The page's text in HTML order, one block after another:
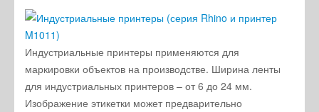
Индустриальные принтеры применяются для
маркировки объектов на производстве. Ширина ленты
для индустриальных принтеров – от 6 до 24 мм.
Изображение этикетки может предварительно